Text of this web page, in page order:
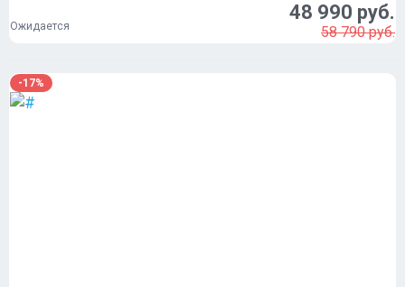
Ожидается
48 990 руб.
58 790 руб.
-17%